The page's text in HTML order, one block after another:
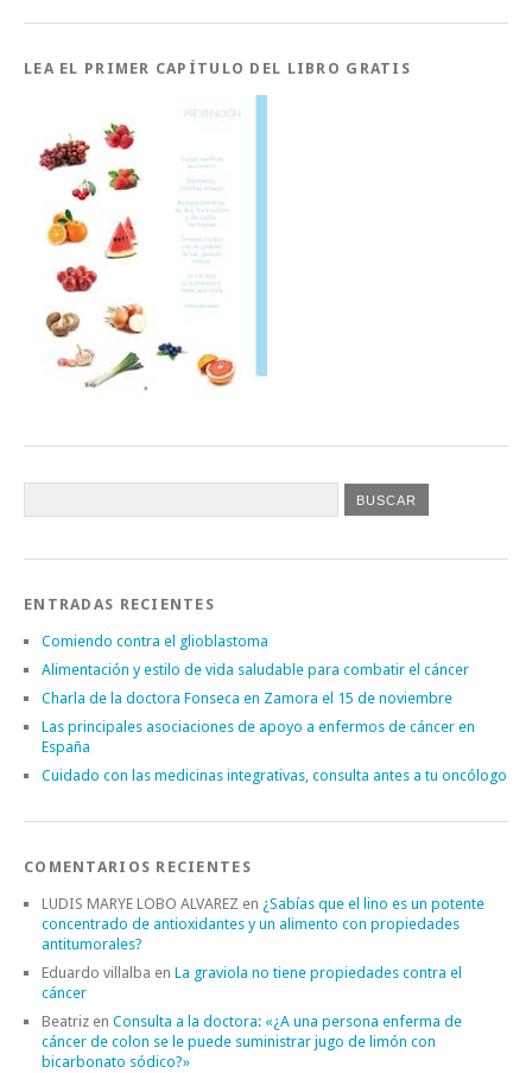
LEA EL PRIMER CAPÍTULO DEL LIBRO GRATIS
ENTRADAS RECIENTES
Comiendo contra el glioblastoma
Alimentación y estilo de vida saludable para combatir el cáncer
Charla de la doctora Fonseca en Zamora el 15 de noviembre
Las principales asociaciones de apoyo a enfermos de cáncer en
España
Cuidado con las medicinas integrativas, consulta antes a tu oncólogo
COMENTARIOS RECIENTES
LUDIS MARYE LOBO ALVAREZ en ¿Sabías que el lino es un potente
concentrado de antioxidantes y un alimento con propiedades
antitumorales?
Eduardo villalba en La graviola no tiene propiedades contra el
cáncer
Beatriz en Consulta a la doctora: «¿A una persona enferma de
cáncer de colon se le puede suministrar jugo de limón con
bicarbonato sódico?»